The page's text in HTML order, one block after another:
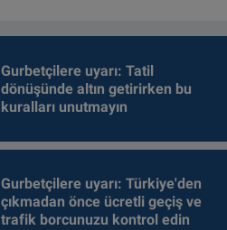
Gurbetçilere uyarı: Tatil
dönüşünde altın getirirken bu
kuralları unutmayın
Gurbetçilere uyarı: Türkiye'den
çıkmadan önce ücretli geçiş ve
trafik borcunuzu kontrol edin